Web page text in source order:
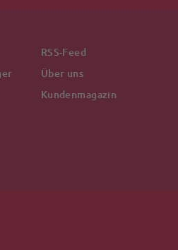
RSS-Feed
Über uns
Kundenmagazin